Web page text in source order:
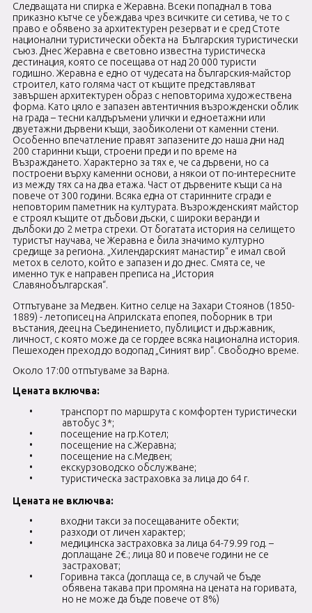
Следващата ни спирка е Жеравна. Всеки попаднал в това
приказно кътче се убеждава чрез всичките си сетива, че то с
право е обявено за архитектурен резерват и е сред Стоте
национални туристически обекта на Българския туристически
съюз. Днес Жеравна е световно известна туристическа
дестинация, която се посещава от над 20 000 туристи
годишно. Жеравна е едно от чудесата на българския-майстор
строител, като голяма част от къщите представляват
завършен архитектурен образ с неповторима художествена
форма. Като цяло е запазен автентичния възрожденски облик
на града – тесни калдъръмени улички и едноетажни или
двуетажни дървени къщи, заобиколени от каменни стени.
Особенно впечатление правят запазените до наша дни над
200 старинни къщи, строени преди и по време на
Възраждането. Характерно за тях е, че са дървени, но са
построени върху каменни основи, а някои от по-интересните
из между тях са на два етажа. Част от дървените къщи са на
повече от 300 години. Всяка една от старинните сгради е
неповторим паметник на културата. Възрожденският майстор
е строял къщите от дъбови дъски, с широки веранди и
дълбоки до 2 метра стрехи. От богатата история на селището
туристът научава, че Жеравна е била значимо културно
средище за региона. „Хилендарският манастир“ е имал свой
метох в селото, който е запазен и до днес. Смята се, че
именно тук е направен преписа на „История
Славянобългарская“.
Отпътуване за Медвен. Китно селце на Захари Стоянов (1850-
1889) - летописец на Априлската епопея, поборник в три
въстания, деец на Съединението, публицист и държавник,
личност, с която може да се гордее всяка национална история.
Пешеходен преход до водопад „Синият вир“. Свободно време.
Около 17:00 отпътуваме за Варна.
Цената включва:
•
транспорт по маршрута с комфортен туристически
автобус 3*;
•
посещение на гр.Котел;
•
посещение на с.Жеравна;
•
посещение на с.Медвен;
•
екскурзоводско обслужване;
•
туристическа застраховка за лица до 64 г.
Цената не включва:
•
входни такси за посещаваните обекти;
•
разходи от личен характер;
•
медицинска застраховка за лица 64-79.99 год. –
доплащане 2€.; лица 80 и повече години не се
застраховат;
•
Горивна такса (доплаща се, в случай че бъде
обявена такава при промяна на цената на горивата,
но не може да бъде повече от 8%)